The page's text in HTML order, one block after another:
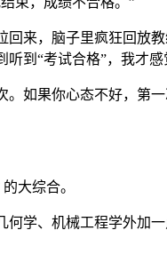
来，脑子里疯狂回放
到“考试合格”，我才
如果你心态不好，第
的大综合。
学、机械工程学外加